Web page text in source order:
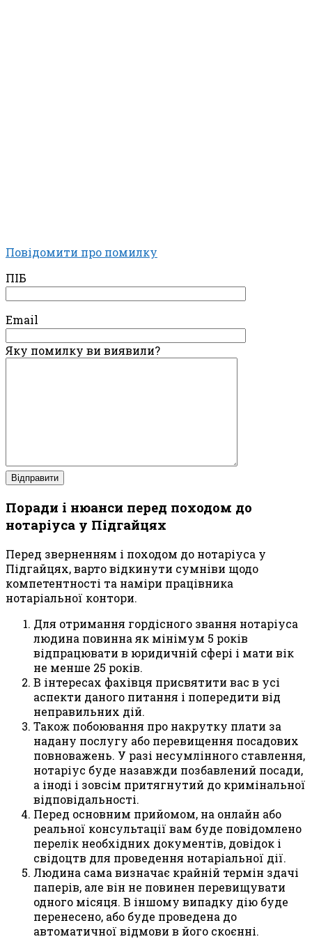
Повідомити про помилку
ПІБ
Email
Яку помилку ви виявили?
Поради і нюанси перед походом до
нотаріуса у Підгайцях
Перед зверненням і походом до нотаріуса у
Підгайцях, варто відкинути сумніви щодо
компетентності та наміри працівника
нотаріальної контори.
Для отримання гордісного звання нотаріуса
людина повинна як мінімум 5 років
відпрацювати в юридичній сфері і мати вік
не менше 25 років.
В інтересах фахівця присвятити вас в усі
аспекти даного питання і попередити від
неправильних дій.
Також побоювання про накрутку плати за
надану послугу або перевищення посадових
повноважень. У разі несумлінного ставлення,
нотаріус буде назавжди позбавлений посади,
а іноді і зовсім притягнутий до кримінальної
відповідальності.
Перед основним прийомом, на онлайн або
реальної консультації вам буде повідомлено
перелік необхідних документів, довідок і
свідоцтв для проведення нотаріальної дії.
Людина сама визначає крайній термін здачі
паперів, але він не повинен перевищувати
одного місяця. В іншому випадку дію буде
перенесено, або буде проведена до
автоматичної відмови в його скоєнні.